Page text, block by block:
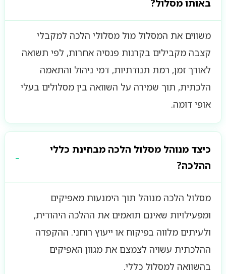
באותו מסלול?
משווים את המסלול מול מסלולי הלכה למקבלי
קצבה מקבילים בקרנות פנסיה אחרות, לפי תשואה
לאורך זמן, רמת תנודתיות, דמי ניהול והתאמה
הלכתית, תוך שמירה על השוואה בין מסלולים בעלי
אופי דומה.
כיצד מנוהל מסלול הלכה מבחינת כללי
ההלכה?
מסלול הלכה מנוהל תוך הימנעות מאפיקים
ומפעילויות שאינם תואמים את ההלכה היהודית,
ולעיתים מלווה בפיקוח או ייעוץ רוחני. ההקפדה
ההלכתית עשויה לצמצם את מגוון האפיקים
בהשוואה למסלול כללי.